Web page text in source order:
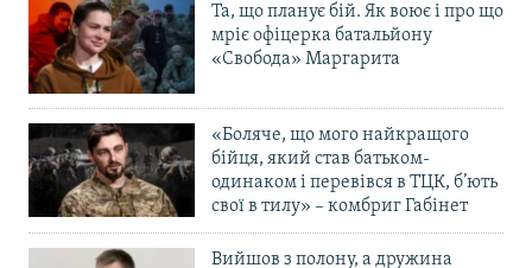
Та, що планує бій. Як воює і про що
мріє офіцерка батальйону
«Свобода» Маргарита
«Боляче, що мого найкращого
бійця, який став батьком-
одинаком і перевівся в ТЦК, б’ють
свої в тилу» – комбриг Габінет
Вийшов з полону, а дружина